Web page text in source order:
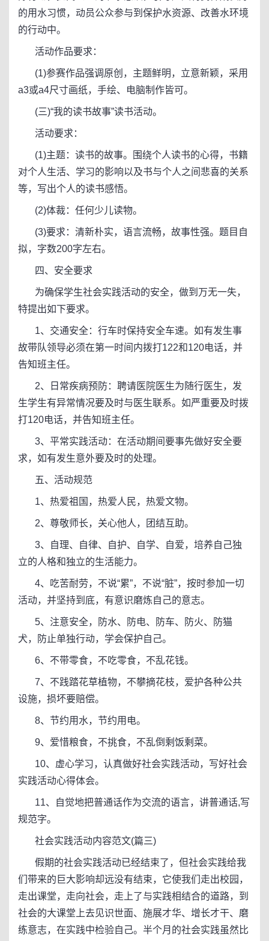
的用水习惯，动员公众参与到保护水资源、改善水环境
的行动中。
活动作品要求：
(1)参赛作品强调原创，主题鲜明，立意新颖，采用
a3或a4尺寸画纸，手绘、电脑制作皆可。
(三)“我的读书故事”读书活动。
活动要求：
(1)主题：读书的故事。围绕个人读书的心得，书籍
对个人生活、学习的影响以及书与个人之间悲喜的关系
等，写出个人的读书感悟。
(2)体裁：任何少儿读物。
(3)要求：清新朴实，语言流畅，故事性强。题目自
拟，字数200字左右。
四、安全要求
为确保学生社会实践活动的安全，做到万无一失，
特提出如下要求。
1、交通安全：行车时保持安全车速。如有发生事
故带队领导必须在第一时间内拨打122和120电话，并
告知班主任。
2、日常疾病预防：聘请医院医生为随行医生，发
生学生有异常情况要及时与医生联系。如严重要及时拨
打120电话，并告知班主任。
3、平常实践活动：在活动期间要事先做好安全要
求，如有发生意外要及时的处理。
五、活动规范
1、热爱祖国，热爱人民，热爱文物。
2、尊敬师长，关心他人，团结互助。
3、自理、自律、自护、自学、自爱，培养自己独
立的人格和独立的生活能力。
4、吃苦耐劳，不说“累”，不说“脏”，按时参加一切
活动，并坚持到底，有意识磨炼自己的意志。
5、注意安全，防水、防电、防车、防火、防猫
犬，防止单独行动，学会保护自己。
6、不带零食，不吃零食，不乱花钱。
7、不践踏花草植物，不攀摘花枝，爱护各种公共
设施，损坏要赔偿。
8、节约用水，节约用电。
9、爱惜粮食，不挑食，不乱倒剩饭剩菜。
10、虚心学习，认真做好社会实践活动，写好社会
实践活动心得体会。
11、自觉地把普通话作为交流的语言，讲普通话,写
规范字。
社会实践活动内容范文(篇三)
假期的社会实践活动已经结束了，但社会实践给我
们带来的巨大影响却远没有结束，它使我们走出校园，
走出课堂，走向社会，走上了与实践相结合的道路，到
社会的大课堂上去见识世面、施展才华、增长才干、磨
练意志，在实践中检验自己。半个月的社会实践虽然比